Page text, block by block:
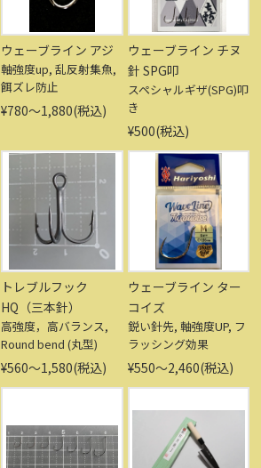
ウェーブライン アジ
軸強度up, 乱反射集魚,
餌ズレ防止
¥780〜1,880(税込)
ウェーブライン チヌ
針 SPG叩
スペシャルギザ(SPG)叩
き
¥500(税込)
トレブルフック
HQ（三本針）
高強度，高バランス,
Round bend (丸型)
¥560〜1,580(税込)
ウェーブライン ター
コイズ
鋭い針先, 軸強度UP, フ
ラッシング効果
¥550〜2,460(税込)